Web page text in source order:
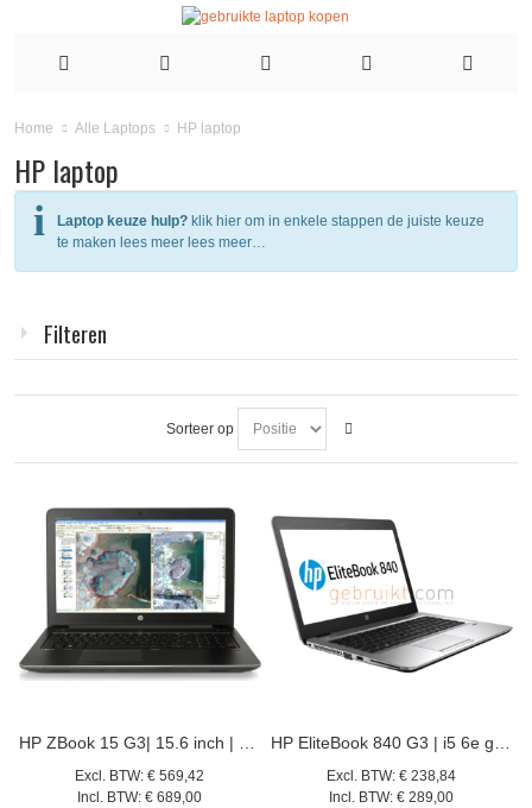
Home Alle Laptops HP laptop
HP laptop
Laptop keuze hulp? klik hier om in enkele stappen de juiste keuze
te maken lees meer lees meer…
Filteren
Sorteer op
HP ZBook 15 G3| 15.6 inch | XEON E3 | 32GB | 1TB SSD |
Excl. BTW: € 569,42
Incl. BTW: € 689,00
HP EliteBook 840 G3 | i5 6e gen | 256 GB SSD | 8 GB | 14 inch
Excl. BTW: € 238,84
Incl. BTW: € 289,00